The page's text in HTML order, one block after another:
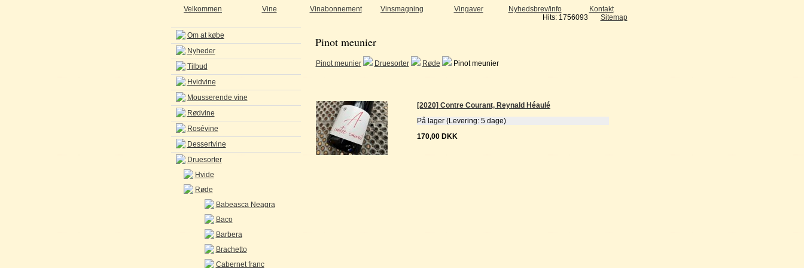
Velkommen Vine Vinabonnement Vinsmagning Vingaver Nyhedsbrev/info
Kontakt
Hits: 1756093
Sitemap
Om at købe
Nyheder
Tilbud
Hvidvine
Mousserende vine
Rødvine
Rosévine
Dessertvine
Druesorter
Hvide
Røde
Babeasca Neagra
Baco
Barbera
Brachetto
Cabernet franc
Pinot meunier
Pinot meunier Druesorter Røde Pinot meunier
[2020] Contre Courant, Reynald Héaulé
På lager (Levering: 5 dage)
170,00 DKK